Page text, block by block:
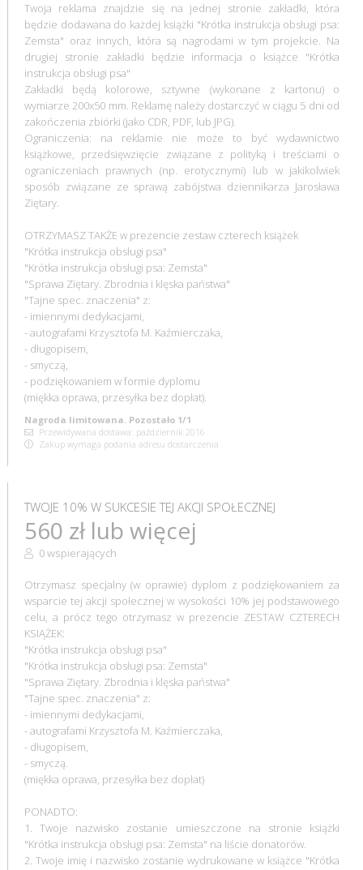
Twoja reklama znajdzie się na jednej stronie zakładki, która
będzie dodawana do każdej książki "Krótka instrukcja obsługi psa:
Zemsta" oraz innych, która są nagrodami w tym projekcie. Na
drugiej stronie zakładki będzie informacja o książce "Krótka
instrukcja obsługi psa"
Zakładki będą kolorowe, sztywne (wykonane z kartonu) o
wymiarze 200x50 mm. Reklamę należy dostarczyć w ciągu 5 dni od
zakończenia zbiórki (jako CDR, PDF, lub JPG).
Ograniczenia: na reklamie nie może to być wydawnictwo
książkowe, przedsięwzięcie związane z polityką i treściami o
ograniczeniach prawnych (np. erotycznymi) lub w jakikolwiek
sposób związane ze sprawą zabójstwa dziennikarza Jarosława
Ziętary.
OTRZYMASZ TAKŻE w prezencie zestaw czterech książek
"Krótka instrukcja obsługi psa"
"Krótka instrukcja obsługi psa: Zemsta"
"Sprawa Ziętary. Zbrodnia i klęska państwa"
"Tajne spec. znaczenia" z:
- imiennymi dedykacjami,
- autografami Krzysztofa M. Kaźmierczaka,
- długopisem,
- smyczą,
- podziękowaniem w formie dyplomu
(miękka oprawa, przesyłka bez dopłat).
Nagroda limitowana. Pozostało 1/1
Przewidywana dostawa: październik 2016
Zakup wymaga podania adresu dostarczenia
TWOJE 10% W SUKCESIE TEJ AKCJI SPOŁECZNEJ
560 zł lub więcej
0 wspierających
Otrzymasz specjalny (w oprawie) dyplom z podziękowaniem za
wsparcie tej akcji społecznej w wysokości 10% jej podstawowego
celu, a prócz tego otrzymasz w prezencie ZESTAW CZTERECH
KSIĄŻEK:
"Krótka instrukcja obsługi psa"
"Krótka instrukcja obsługi psa: Zemsta"
"Sprawa Ziętary. Zbrodnia i klęska państwa"
"Tajne spec. znaczenia" z:
- imiennymi dedykacjami,
- autografami Krzysztofa M. Kaźmierczaka,
- długopisem,
- smyczą.
(miękka oprawa, przesyłka bez dopłat)
PONADTO:
1. Twoje nazwisko zostanie umieszczone na stronie książki
"Krótka instrukcja obsługi psa: Zemsta" na liście donatorów.
2. Twoje imię i nazwisko zostanie wydrukowane w książce "Krótka